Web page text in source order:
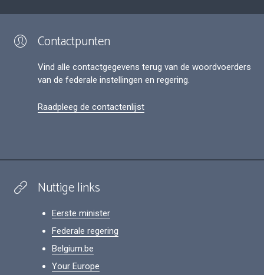
Contactpunten
Vind alle contactgegevens terug van de woordvoerders
van de federale instellingen en regering.
Raadpleeg de contactenlijst
Nuttige links
Eerste minister
Federale regering
Belgium.be
Your Europe